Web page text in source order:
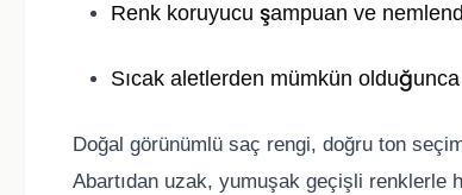
Renk koruyucu şampuan ve
Sıcak aletlerden mümkün
Doğal görünümlü saç rengi, doğru ton
Abartıdan uzak, yumuşak geçişli renklerle